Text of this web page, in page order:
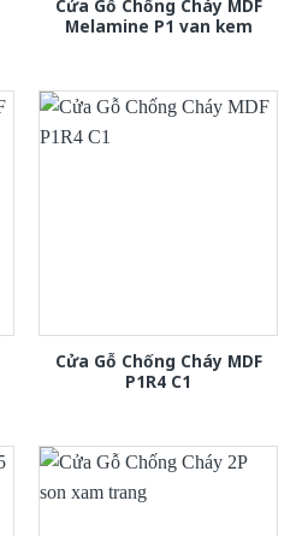
Cửa Gỗ Chống Cháy MDF
Melamine P1 van kem
Cửa Gỗ Chống Cháy MDF
P1R4 C1